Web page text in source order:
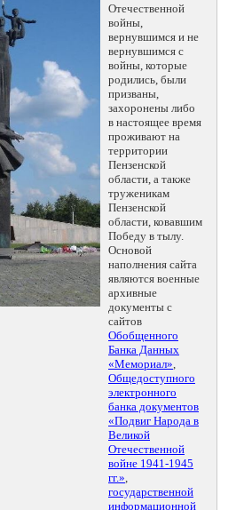
Отечественной
войны,
вернувшимся и не
вернувшимся с
войны, которые
родились, были
призваны,
захоронены либо
в настоящее время
проживают на
территории
Пензенской
области, а также
труженикам
Пензенской
области, ковавшим
Победу в тылу.
Основой
наполнения сайта
являются военные
архивные
документы с
сайтов
Обобщенного
Банка Данных
«Мемориал»,
Общедоступного
электронного
банка документов
«Подвиг Народа в
Великой
Отечественной
войне 1941-1945
гг.»,
государственной
информационной